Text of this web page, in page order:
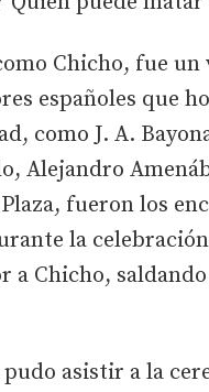
Chicho, fue
españoles que
como J. A.
Alejandro
fueron los
la
a Chicho,
asistir a la